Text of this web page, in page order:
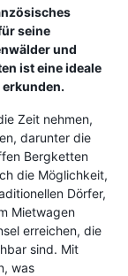
seine
und
ist eine ideale
Zeit nehmen,
darunter die
Bergketten
die Möglichkeit,
Dörfer,
Mietwagen
erreichen, die
sind. Mit
was